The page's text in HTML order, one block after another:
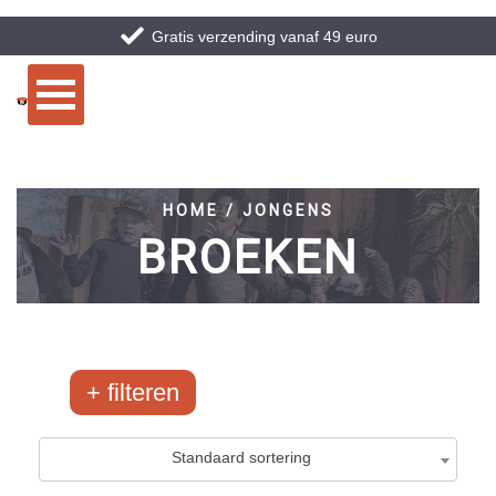
Gratis verzending vanaf 49 euro
HOME / JONGENS
BROEKEN
filteren
10-134/140
Standaard sortering